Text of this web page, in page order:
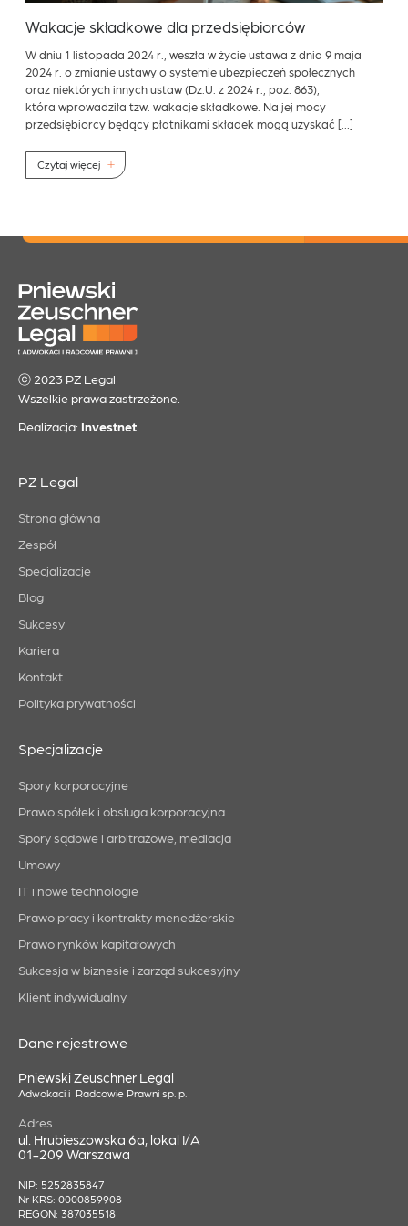
Wakacje składkowe dla przedsiębiorców
W dniu 1 listopada 2024 r., weszła w życie ustawa z dnia 9 maja
2024 r. o zmianie ustawy o systemie ubezpieczeń społecznych
oraz niektórych innych ustaw (Dz.U. z 2024 r., poz. 863),
która wprowadziła tzw. wakacje składkowe. Na jej mocy
przedsiębiorcy będący płatnikami składek mogą uzyskać […]
Czytaj więcej
ⓒ 2023 PZ Legal
Wszelkie prawa zastrzeżone.
Realizacja: Investnet
PZ Legal
Strona główna
Zespół
Specjalizacje
Blog
Sukcesy
Kariera
Kontakt
Polityka prywatności
Specjalizacje
Spory korporacyjne
Prawo spółek i obsługa korporacyjna
Spory sądowe i arbitrażowe, mediacja
Umowy
IT i nowe technologie
Prawo pracy i kontrakty menedżerskie
Prawo rynków kapitałowych
Sukcesja w biznesie i zarząd sukcesyjny
Klient indywidualny
Dane rejestrowe
Pniewski Zeuschner Legal
Adwokaci i Radcowie Prawni sp. p.
Adres
ul. Hrubieszowska 6a, lokal I/A
01-209 Warszawa
NIP: 5252835847
Nr KRS: 0000859908
REGON: 387035518